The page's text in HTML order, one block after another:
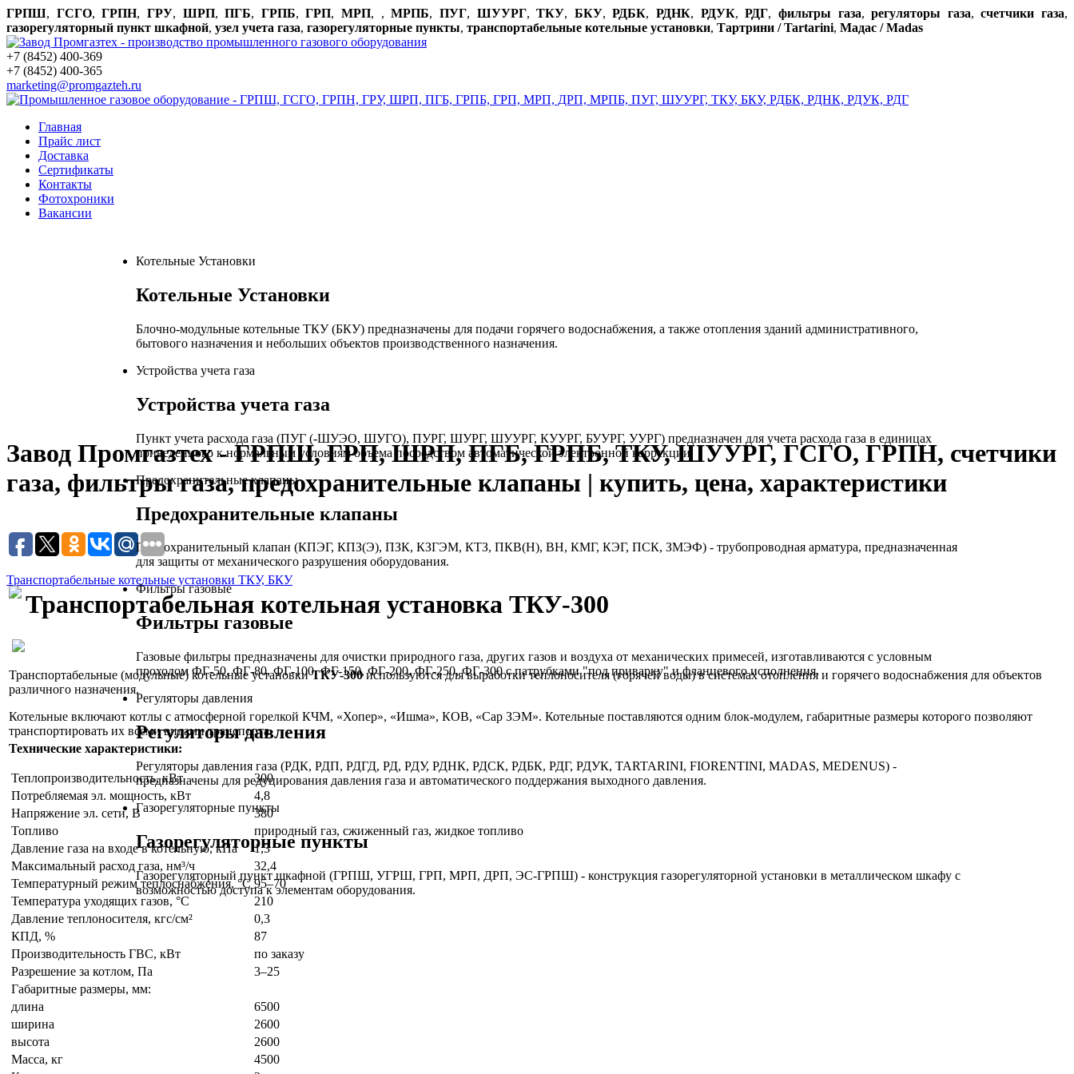
ГРПШ, ГСГО,ГРПН, ГРУ, ШРП,ПГБ, ГРПБ,ГРП, МРП, ,МРПБ, ПУГ, ШУУРГ,ТКУ, БКУ,РДБК, РДНК, РДУК,РДГ, фильтры газа,регуляторы газа,счетчики газа,
газорегуляторный пункт шкафной, узел учета газа, газорегуляторные пункты, транспортабельные котельные установки, Тартрини / Tartarini, Мадас / Madas
+7 (8452) 400-369
+7 (8452) 400-365
marketing@promgazteh.ru
Главная
Прайс лист
Доставка
Сертификаты
Контакты
Фотохроники
Вакансии
Котельные Установки
Котельные Установки
Блочно-модульные котельные ТКУ (БКУ) предназначены для подачи горячего водоснабжения, а также отопления зданий административного,
бытового назначения и небольших объектов производственного назначения.
Устройства учета газа
Устройства учета газа
Пункт учета расхода газа (ПУГ (-ШУЭО, ШУГО), ПУРГ, ШУРГ, ШУУРГ, КУУРГ, БУУРГ, УУРГ) предназначен для учета расхода газа в единицах
приведенного к нормальным условиям объема посредством автоматической электронной коррекции.
Предохранительные клапаны
Предохранительные клапаны
Предохранительный клапан (КПЭГ, КПЗ(Э), ПЗК, КЗГЭМ, КТЗ, ПКВ(Н), ВН, КМГ, КЭГ, ПСК, ЗМЭФ) - трубопроводная арматура, предназначенная
для защиты от механического разрушения оборудования.
Фильтры газовые
Фильтры газовые
Газовые фильтры предназначены для очистки природного газа, других газов и воздуха от механических примесей, изготавливаются с условным
проходом ФГ-50, ФГ-80, ФГ-100, ФГ-150, ФГ-200, ФГ-250, ФГ-300 с патрубками "под приварку" и фланцевого исполнения.
Регуляторы давления
Регуляторы давления
Регуляторы давления газа (РДК, РДП, РДГД, РД, РДУ, РДНК, РДСК, РДБК, РДГ, РДУК, TARTARINI, FIORENTINI, MADAS, MEDENUS) -
предназначены для редуцирования давления газа и автоматического поддержания выходного давления.
Газорегуляторные пункты
Газорегуляторные пункты
Газорегуляторный пункт шкафной (ГРПШ, УГРШ, ГРП, МРП, ДРП, ЭС-ГРПШ) - конструкция газорегуляторной установки в металлическом шкафу с
возможностью доступа к элементам оборудования.
Завод Промгазтех - ГРПШ, ГРП, ШРП, ПГБ, ГРПБ, ТКУ, ШУУРГ, ГСГО, ГРПН, счетчики
газа, фильтры газа, предохранительные клапаны | купить, цена, характеристики
Транспортабельные котельные установки ТКУ, БКУ
Транспортабельная котельная установка ТКУ-300
Транспортабельные (модульные) котельные установкиТКУ-300используются для выработки теплоносителя (горячей воды) в системах отопления и горячего водоснабжения для объектов
различного назначения.
Котельные включают котлы с атмосферной горелкой КЧМ, «Хопер», «Ишма», КОВ, «Сар ЗЭМ». Котельные поставляются одним блок-модулем, габаритные размеры которого позволяют
транспортировать их всеми видами транспорта.
Технические характеристики:
Теплопроизводительность, кВт
300
Потребляемая эл. мощность, кВт
4,8
Напряжение эл. сети, В
380
Топливо
природный газ, сжиженный газ, жидкое топливо
Давление газа на входе в котельную, кПа
1,3
Максимальный расход газа, нм³/ч
32,4
Температурный режим теплоснабжения, °С 95–70
Температура уходящих газов, °С
210
Давление теплоносителя, кгс/см²
0,3
КПД, %
87
Производительность ГВС, кВт
по заказу
Разрешение за котлом, Па
3–25
Габаритные размеры, мм:
длина
6500
ширина
2600
высота
2600
Масса, кг
4500